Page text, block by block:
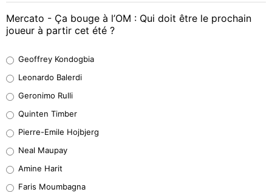
Mercato - Ça bouge à l’OM : Qui doit être le prochain
joueur à partir cet été ?
38%
32%
4%
1%
Geoffrey Kondogbia
Leonardo Balerdi
Geronimo Rulli
Quinten Timber
Pierre-Emile Hojbjerg
Neal Maupay
Amine Harit
Faris Moumbagna